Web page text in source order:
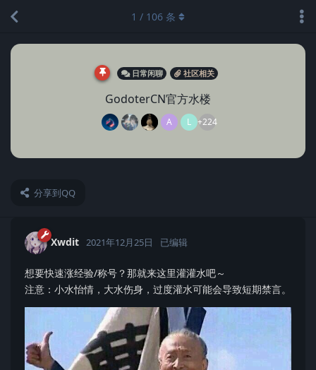
日常闲聊 社区相关
GodoterCN官方水楼
A L +224
分享到QQ
1 / 106 条
Xwdit 2021年12月25日 已编辑
想要快速涨经验/称号？那就来这里灌灌水吧～
注意：小水怡情，大水伤身，过度灌水可能会导致短期禁言。